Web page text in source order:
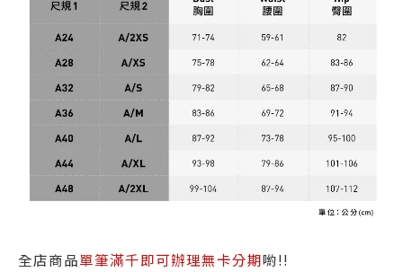
全店商品單筆滿千即可辦理無卡分期喲!!